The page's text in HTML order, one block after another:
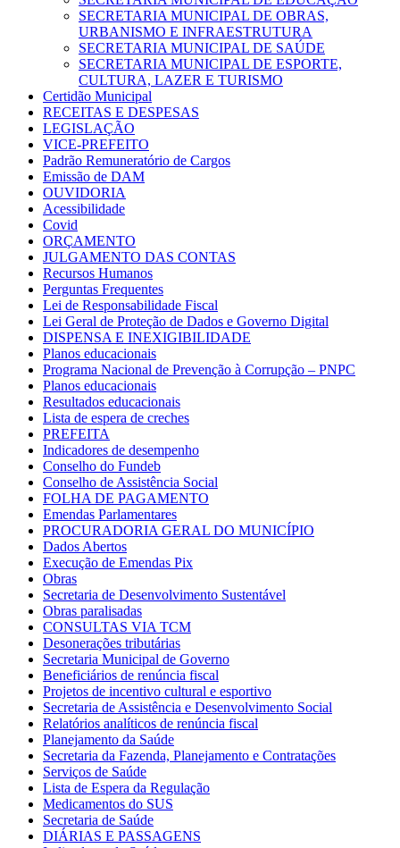
SECRETARIA MUNICIPAL DE OBRAS,
URBANISMO E INFRAESTRUTURA
SECRETARIA MUNICIPAL DE SAÚDE
SECRETARIA MUNICIPAL DE ESPORTE,
CULTURA, LAZER E TURISMO
Certidão Municipal
RECEITAS E DESPESAS
LEGISLAÇÃO
VICE-PREFEITO
Padrão Remuneratório de Cargos
Emissão de DAM
OUVIDORIA
Acessibilidade
Covid
ORÇAMENTO
JULGAMENTO DAS CONTAS
Recursos Humanos
Perguntas Frequentes
Lei de Responsabilidade Fiscal
Lei Geral de Proteção de Dados e Governo Digital
DISPENSA E INEXIGIBILIDADE
Planos educacionais
Programa Nacional de Prevenção à Corrupção – PNPC
Planos educacionais
Resultados educacionais
Lista de espera de creches
PREFEITA
Indicadores de desempenho
Conselho do Fundeb
Conselho de Assistência Social
FOLHA DE PAGAMENTO
Emendas Parlamentares
PROCURADORIA GERAL DO MUNICÍPIO
Dados Abertos
Execução de Emendas Pix
Obras
Secretaria de Desenvolvimento Sustentável
Obras paralisadas
CONSULTAS VIA TCM
Desonerações tributárias
Secretaria Municipal de Governo
Beneficiários de renúncia fiscal
Projetos de incentivo cultural e esportivo
Secretaria de Assistência e Desenvolvimento Social
Relatórios analíticos de renúncia fiscal
Planejamento da Saúde
Secretaria da Fazenda, Planejamento e Contratações
Serviços de Saúde
Lista de Espera da Regulação
Medicamentos do SUS
Secretaria de Saúde
DIÁRIAS E PASSAGENS